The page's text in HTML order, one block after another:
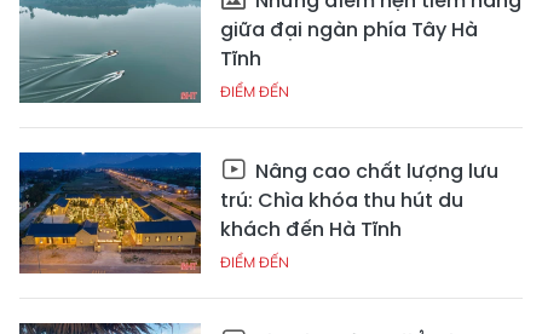
giữa đại ngàn phía Tây Hà
Tĩnh
ĐIỂM ĐẾN
Nâng cao chất lượng lưu
trú: Chìa khóa thu hút du
khách đến Hà Tĩnh
ĐIỂM ĐẾN